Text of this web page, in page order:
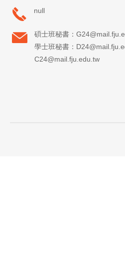
null
碩士班秘書：
學士班秘書：
C24@mail.fju.edu.tw